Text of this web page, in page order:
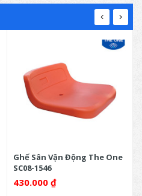
Ghế Sân Vận Động The One
SC08-1546
430.000 ₫